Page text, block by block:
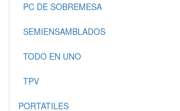
PC DE SOBREMESA
SEMIENSAMBLADOS
TODO EN UNO
TPV
PORTATILES